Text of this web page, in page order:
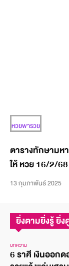
หวยพารวย
ตารางทักษามห
ให้ หวย 16/2/68
13 กุมภาพันธ์ 2025
ยิ่งตามยิ่งรู้ ยิ่ง
บทความ
6 ราศี เงินออก